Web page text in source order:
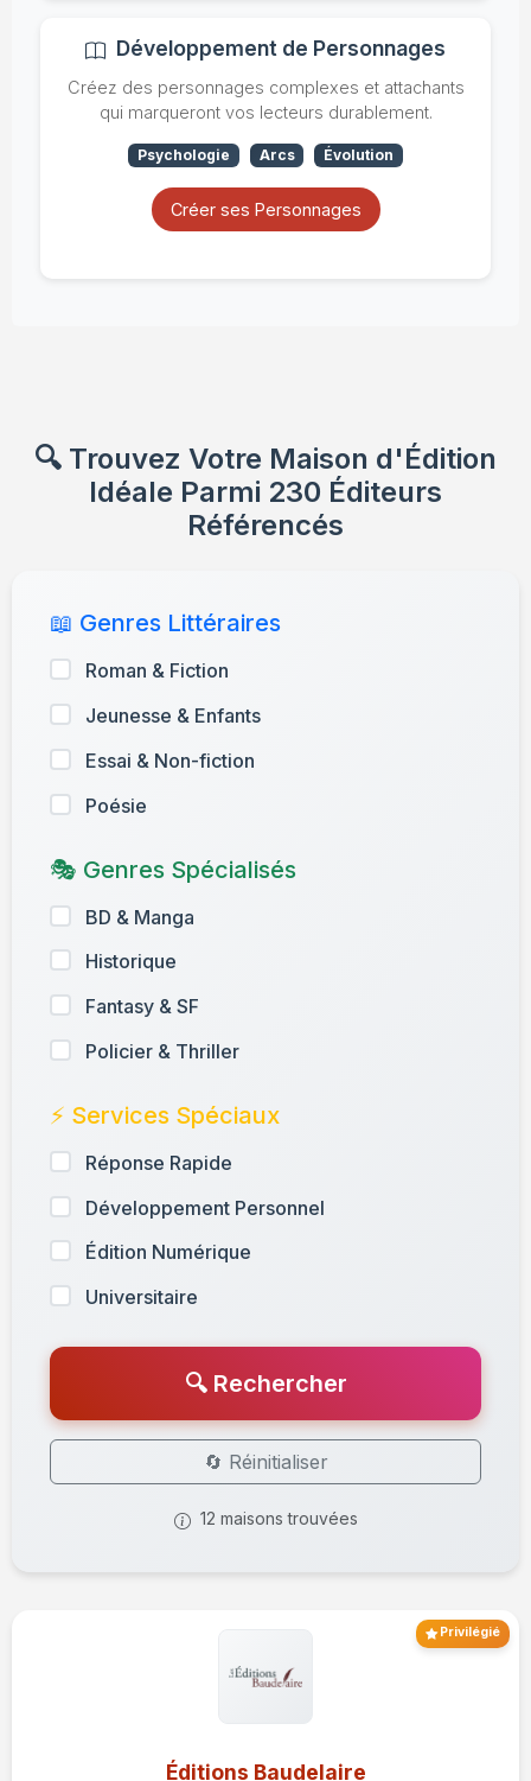
Développement de Personnages
Créez des personnages complexes et attachants
qui marqueront vos lecteurs durablement.
Psychologie Arcs Évolution
Créer ses Personnages
🔍 Trouvez Votre Maison d'Édition
Idéale Parmi 230 Éditeurs
Référencés
📖 Genres Littéraires
Roman & Fiction
Jeunesse & Enfants
Essai & Non-fiction
Poésie
🎭 Genres Spécialisés
BD & Manga
Historique
Fantasy & SF
Policier & Thriller
⚡ Services Spéciaux
Réponse Rapide
Développement Personnel
Édition Numérique
Universitaire
🔍 Rechercher
🔄 Réinitialiser
12 maisons trouvées
Privilégié
Éditions Baudelaire